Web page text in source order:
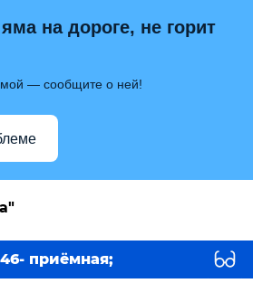
на дороге, не горит
— сообщите о ней!
46- приёмная;